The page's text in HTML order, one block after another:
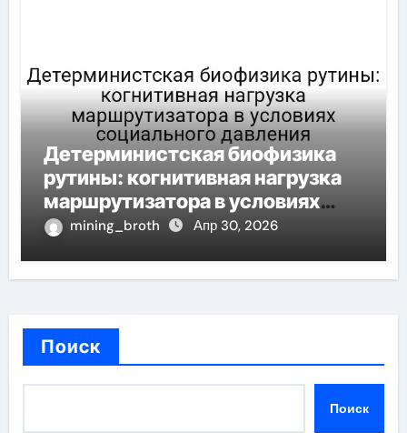
Детерминистская биофизика
рутины: когнитивная нагрузка
маршрутизатора в условиях
социального давления
mining_broth Апр 30, 2026
Поиск
Поиск